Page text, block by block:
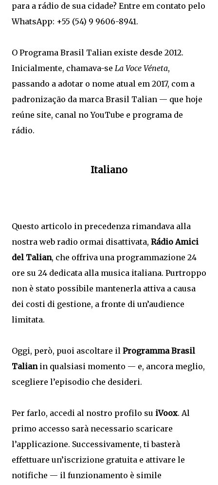
para a rádio de sua cidade? Entre em contato pelo
WhatsApp: +55 (54) 9 9606-8941.
O Programa Brasil Talian existe desde 2012.
Inicialmente, chamava-se La Voce Véneta,
passando a adotar o nome atual em 2017, com a
padronização da marca Brasil Talian — que hoje
reúne site, canal no YouTube e programa de
rádio.
Italiano
Questo articolo in precedenza rimandava alla
nostra web radio ormai disattivata, Rádio Amici
del Talian, che offriva una programmazione 24
ore su 24 dedicata alla musica italiana. Purtroppo
non è stato possibile mantenerla attiva a causa
dei costi di gestione, a fronte di un’audience
limitata.
Oggi, però, puoi ascoltare il Programma Brasil
Talianin qualsiasi momento — e, ancora meglio,
scegliere l’episodio che desideri.
Per farlo, accedi al nostro profilo su iVoox. Al
primo accesso sarà necessario scaricare
l’applicazione. Successivamente, ti basterà
effettuare un’iscrizione gratuita e attivare le
notifiche — il funzionamento è simile